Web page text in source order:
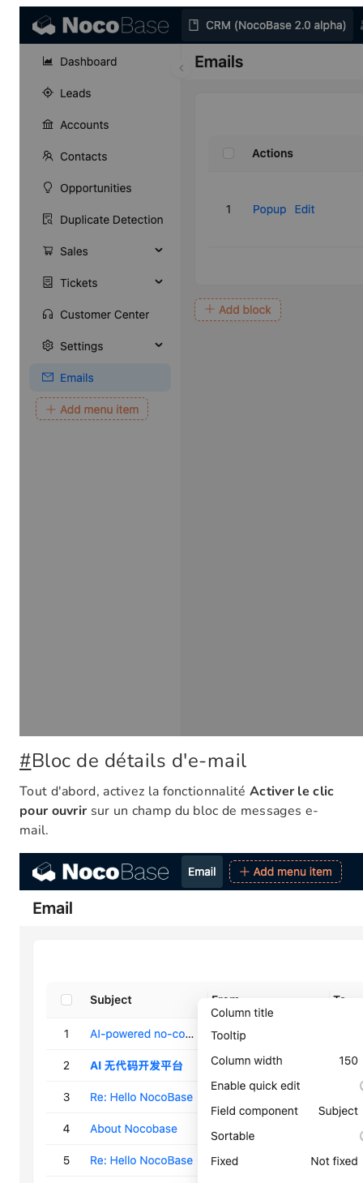
#Bloc de détails d'e-mail
Tout d'abord, activez la fonctionnalité Activer le clic
pour ouvrir sur un champ du bloc de messages e-
mail.